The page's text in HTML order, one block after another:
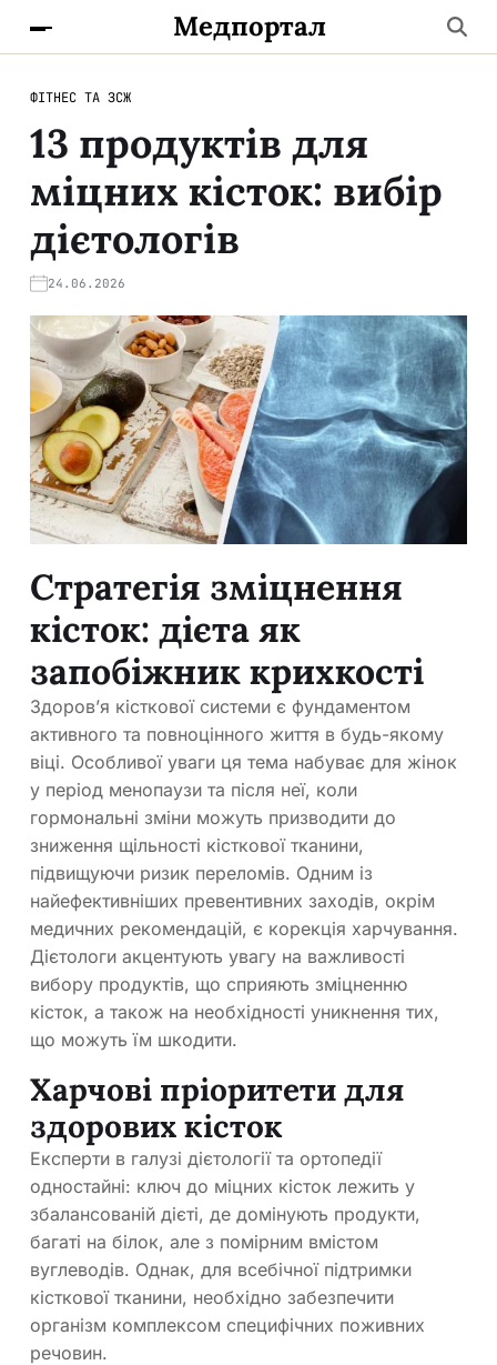
Медпортал
ФІТНЕС ТА ЗСЖ
13 продуктів для
міцних кісток: вибір
дієтологів
24.06.2026
Стратегія зміцнення
кісток: дієта як
запобіжник крихкості
Здоров’я кісткової системи є фундаментом
активного та повноцінного життя в будь-якому
віці. Особливої уваги ця тема набуває для жінок
у період менопаузи та після неї, коли
гормональні зміни можуть призводити до
зниження щільності кісткової тканини,
підвищуючи ризик переломів. Одним із
найефективніших превентивних заходів, окрім
медичних рекомендацій, є корекція харчування.
Дієтологи акцентують увагу на важливості
вибору продуктів, що сприяють зміцненню
кісток, а також на необхідності уникнення тих,
що можуть їм шкодити.
Харчові пріоритети для
здорових кісток
Експерти в галузі дієтології та ортопедії
одностайні: ключ до міцних кісток лежить у
збалансованій дієті, де домінують продукти,
багаті на білок, але з помірним вмістом
вуглеводів. Однак, для всебічної підтримки
кісткової тканини, необхідно забезпечити
організм комплексом специфічних поживних
речовин.